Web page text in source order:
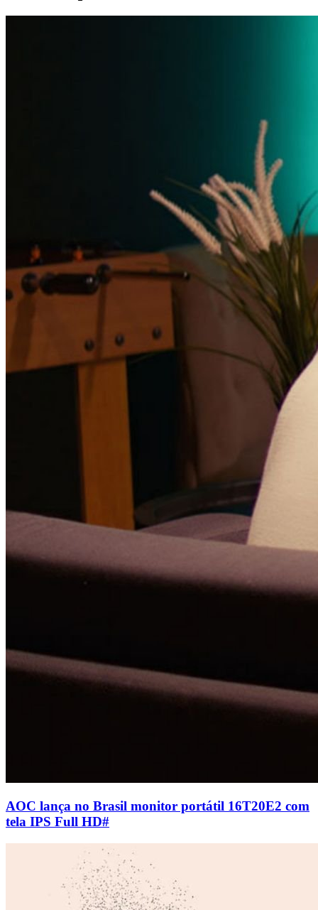
AOC lança no Brasil monitor portátil 16T20E2 com
tela IPS Full HD#